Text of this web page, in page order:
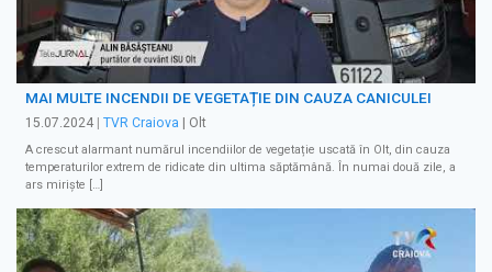
MAI MULTE INCENDII DE VEGETAȚIE DIN CAUZA CANICULEI
15.07.2024 TVR Craiova | Olt
A crescut alarmant numărul incendiilor de vegetație uscată în Olt, din cauza
temperaturilor extrem de ridicate din ultima săptămână. În numai două zile, a
ars mirişte […]